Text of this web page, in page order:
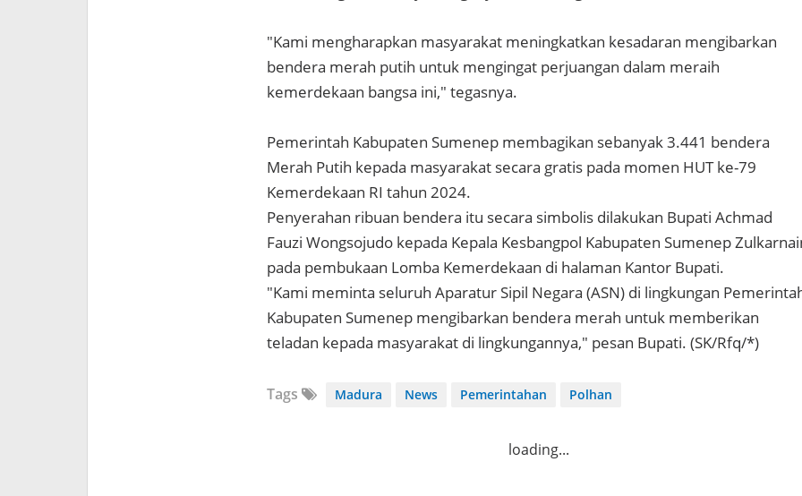
"Kami mengharapkan masyarakat meningkatkan kesadaran mengibarkan
bendera merah putih untuk mengingat perjuangan dalam meraih
kemerdekaan bangsa ini," tegasnya.
Pemerintah Kabupaten Sumenep membagikan sebanyak 3.441 bendera
Merah Putih kepada masyarakat secara gratis pada momen HUT ke-79
Kemerdekaan RI tahun 2024.
Penyerahan ribuan bendera itu secara simbolis dilakukan Bupati Achmad
Fauzi Wongsojudo kepada Kepala Kesbangpol Kabupaten Sumenep
pada pembukaan Lomba Kemerdekaan di halaman Kantor Bupati.
"Kami meminta seluruh Aparatur Sipil Negara (ASN) di lingkungan
Kabupaten Sumenep mengibarkan bendera merah untuk memberikan
teladan kepada masyarakat di lingkungannya," pesan Bupati. (SK/Rfq/*)
Tags Madura News Pemerintahan Polhan
loading...